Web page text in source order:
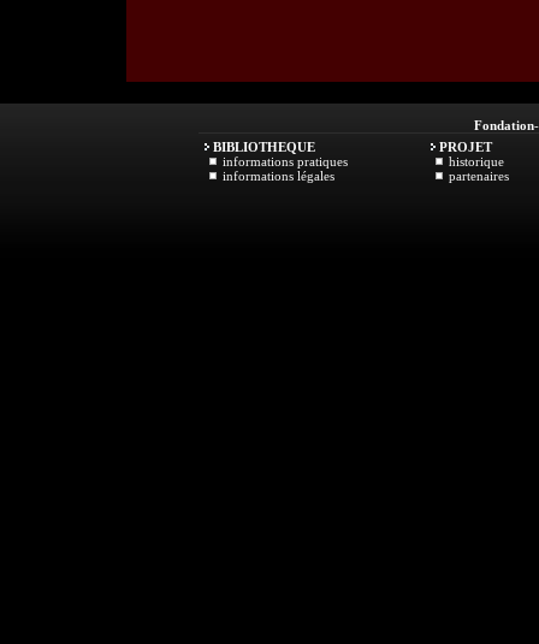
Fondation
BIBLIOTHEQUE
informations pratiques
informations légales
PROJET
historique
partenaires